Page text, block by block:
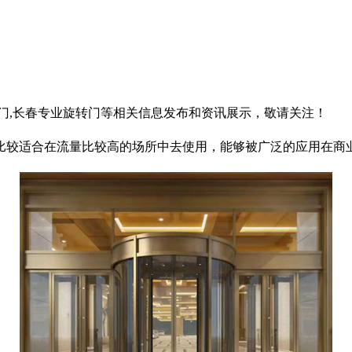
,长春专业旋转门等相关信息发布和资讯展示，敬请关注！
适合在流量比较高的场所中去使用，能够被广泛的应用在